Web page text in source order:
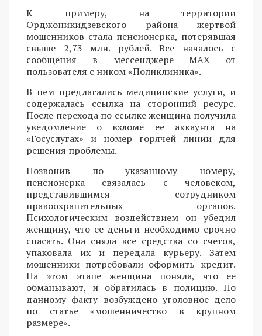
К примеру, на территории
Орджоникидзевского района жертвой
мошенников стала пенсионерка, потерявшая
свыше 2,73 млн. рублей. Все началось с
сообщения в мессенджере MAX от
пользователя с ником «Поликлиника».
В нем предлагались медицинские услуги, и
содержалась ссылка на сторонний ресурс.
После перехода по ссылке женщина получила
уведомление о взломе ее аккаунта на
«Госуслугах» и номер горячей линии для
решения проблемы.
Позвонив по указанному номеру,
пенсионерка связалась с человеком,
представившимся сотрудником
правоохранительных органов.
Психологическим воздействием он убедил
женщину, что ее деньги необходимо срочно
спасать. Она сняла все средства со счетов,
упаковала их и передала курьеру. Затем
мошенники потребовали оформить кредит.
На этом этапе женщина поняла, что ее
обманывают, и обратилась в полицию. По
данному факту возбуждено уголовное дело
по статье «мошенничество в крупном
размере».